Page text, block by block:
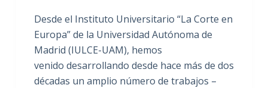
Desde el Instituto Universitario “La Corte en
Europa” de la Universidad Autónoma de
Madrid (IULCE-UAM), hemos
venido desarrollando desde hace más de dos
décadas un amplio número de trabajos –